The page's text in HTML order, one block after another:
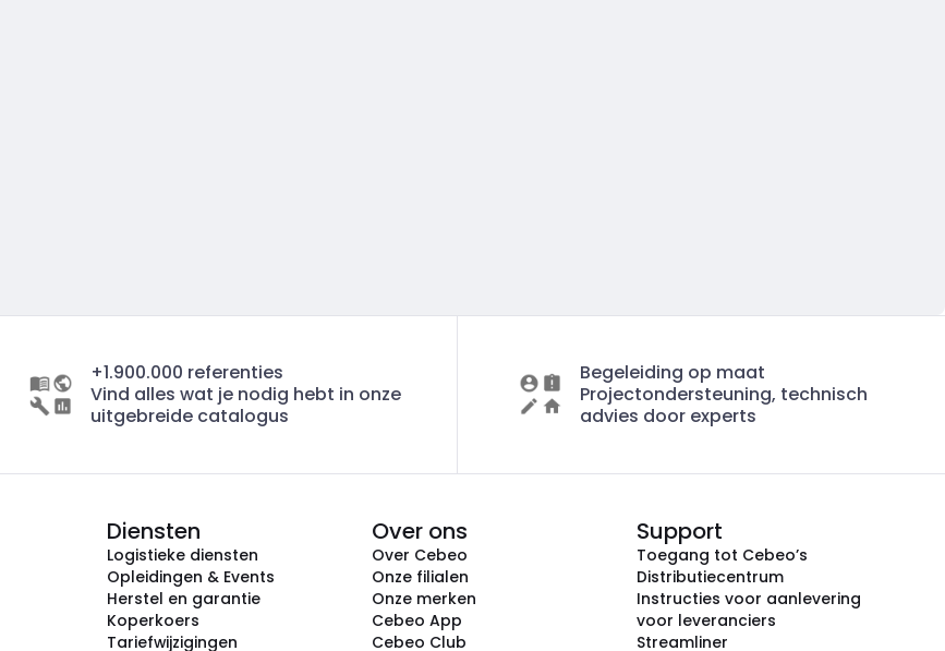
+1.900.000 referenties
Vind alles wat je nodig hebt in onze
uitgebreide catalogus
Begeleiding op maat
Projectondersteuning, technisch
advies door experts
Diensten
Logistieke diensten
Opleidingen & Events
Herstel en garantie
Koperkoers
Tariefwijzigingen
Over ons
Over Cebeo
Onze filialen
Onze merken
Cebeo App
Cebeo Club
Support
Toegang tot Cebeo’s
Distributiecentrum
Instructies voor aanlevering
voor leveranciers
Streamliner